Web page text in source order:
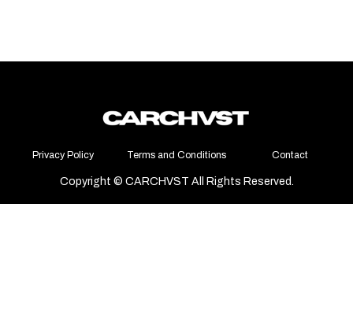
Privacy Policy Terms and Conditions Contact
Copyright © CARCHVST All Rights Reserved.